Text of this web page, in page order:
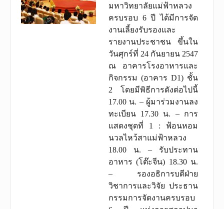
มหาวิทยาลัยแม่ฟ้าหลวง
ครบรอบ 6 ปี ได้มีการจัด
งานเลี้ยงรับรองและ
รายงานประชาชน ขึ้นใน
วันศุกร์ที่ 24 กันยายน 2547
ณ อาคารโรงอาหารและ
กิจกรรม (อาคาร D1) ชั้น
2 โดยมีพิธีการดังต่อไปนี้
17.00 น. – ผู้มาร่วมงานลง
ทะเบียน 17.30 น. – การ
แสดงชุดที่ 1 : ฟ้อนหอม
นวลไหว้สาแม่ฟ้าหลวง
18.00 น. – รับประทาน
อาหาร (โต๊ะจีน) 18.30 น.
– รองอธิการบดีฝ่าย
วิชาการและวิจัย ประธาน
กรรมการจัดงานครบรอบ